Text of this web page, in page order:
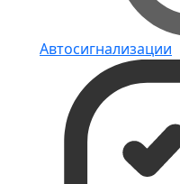
Автосигнализации